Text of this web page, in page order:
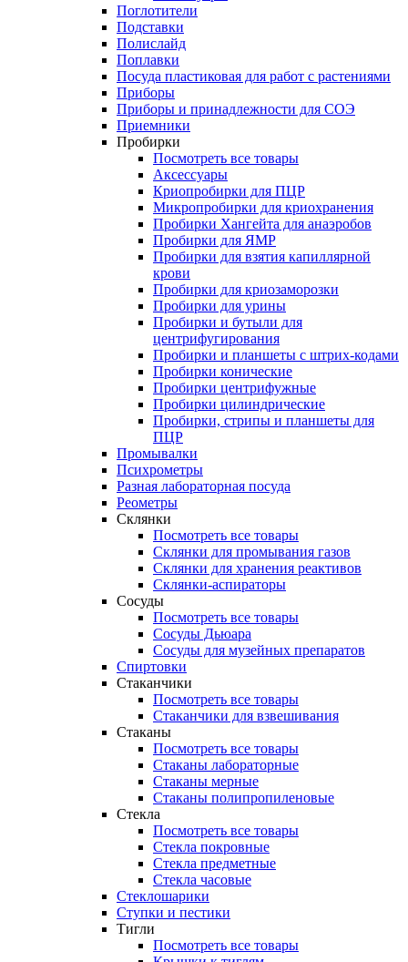
Поглотители
Подставки
Полислайд
Поплавки
Посуда пластиковая для работ с растениями
Приборы
Приборы и принадлежности для СОЭ
Приемники
Пробирки
Посмотреть все товары
Аксессуары
Криопробирки для ПЦР
Микропробирки для криохранения
Пробирки Хангейта для анаэробов
Пробирки для ЯМР
Пробирки для взятия капиллярной
крови
Пробирки для криозаморозки
Пробирки для урины
Пробирки и бутыли для
центрифугирования
Пробирки и планшеты с штрих-кодами
Пробирки конические
Пробирки центрифужные
Пробирки цилиндрические
Пробирки, стрипы и планшеты для
ПЦР
Промывалки
Психрометры
Разная лабораторная посуда
Реометры
Склянки
Посмотреть все товары
Склянки для промывания газов
Склянки для хранения реактивов
Склянки-аспираторы
Сосуды
Посмотреть все товары
Сосуды Дьюара
Сосуды для музейных препаратов
Спиртовки
Стаканчики
Посмотреть все товары
Стаканчики для взвешивания
Стаканы
Посмотреть все товары
Стаканы лабораторные
Стаканы мерные
Стаканы полипропиленовые
Стекла
Посмотреть все товары
Стекла покровные
Стекла предметные
Стекла часовые
Стеклошарики
Ступки и пестики
Тигли
Посмотреть все товары